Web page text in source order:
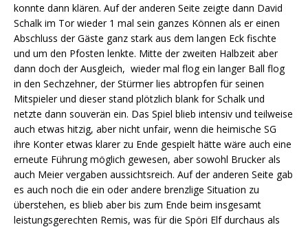
konnte dann klären. Auf der anderen Seite zeigte dann David
Schalk im Tor wieder 1 mal sein ganzes Können als er einen
Abschluss der Gäste ganz stark aus dem langen Eck fischte
und um den Pfosten lenkte. Mitte der zweiten Halbzeit aber
dann doch der Ausgleich, wieder mal flog ein langer Ball flog
in den Sechzehner, der Stürmer lies abtropfen für seinen
Mitspieler und dieser stand plötzlich blank for Schalk und
netzte dann souverän ein. Das Spiel blieb intensiv und teilweise
auch etwas hitzig, aber nicht unfair, wenn die heimische SG
ihre Konter etwas klarer zu Ende gespielt hätte wäre auch eine
erneute Führung möglich gewesen, aber sowohl Brucker als
auch Meier vergaben aussichtsreich. Auf der anderen Seite gab
es auch noch die ein oder andere brenzlige Situation zu
überstehen, es blieb aber bis zum Ende beim insgesamt
leistungsgerechten Remis, was für die Spöri Elf durchaus als